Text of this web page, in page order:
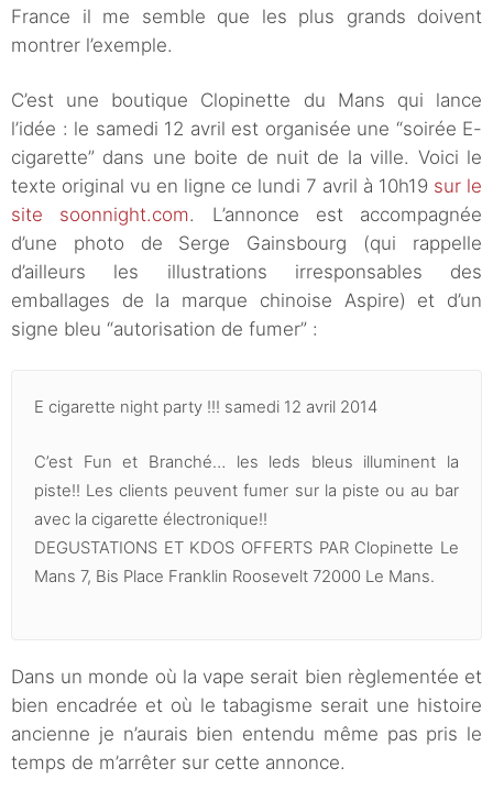
France il me semble que les plus grands doivent
montrer l’exemple.
C’est une boutique Clopinette du Mans qui lance
l’idée : le samedi 12 avril est organisée une “soirée E-
cigarette” dans une boite de nuit de la ville. Voici le
texte original vu en ligne ce lundi 7 avril à 10h19 sur le
site soonnight.com. L’annonce est accompagnée
d’une photo de Serge Gainsbourg (qui rappelle
d’ailleurs les illustrations irresponsables des
emballages de la marque chinoise Aspire) et d’un
signe bleu “autorisation de fumer” :
E cigarette night party !!! samedi 12 avril 2014
C’est Fun et Branché… les leds bleus illuminent la
piste!! Les clients peuvent fumer sur la piste ou au bar
avec la cigarette électronique!!
DEGUSTATIONS ET KDOS OFFERTS PAR Clopinette Le
Mans 7, Bis Place Franklin Roosevelt 72000 Le Mans.
Dans un monde où la vape serait bien règlementée et
bien encadrée et où le tabagisme serait une histoire
ancienne je n’aurais bien entendu même pas pris le
temps de m’arrêter sur cette annonce.